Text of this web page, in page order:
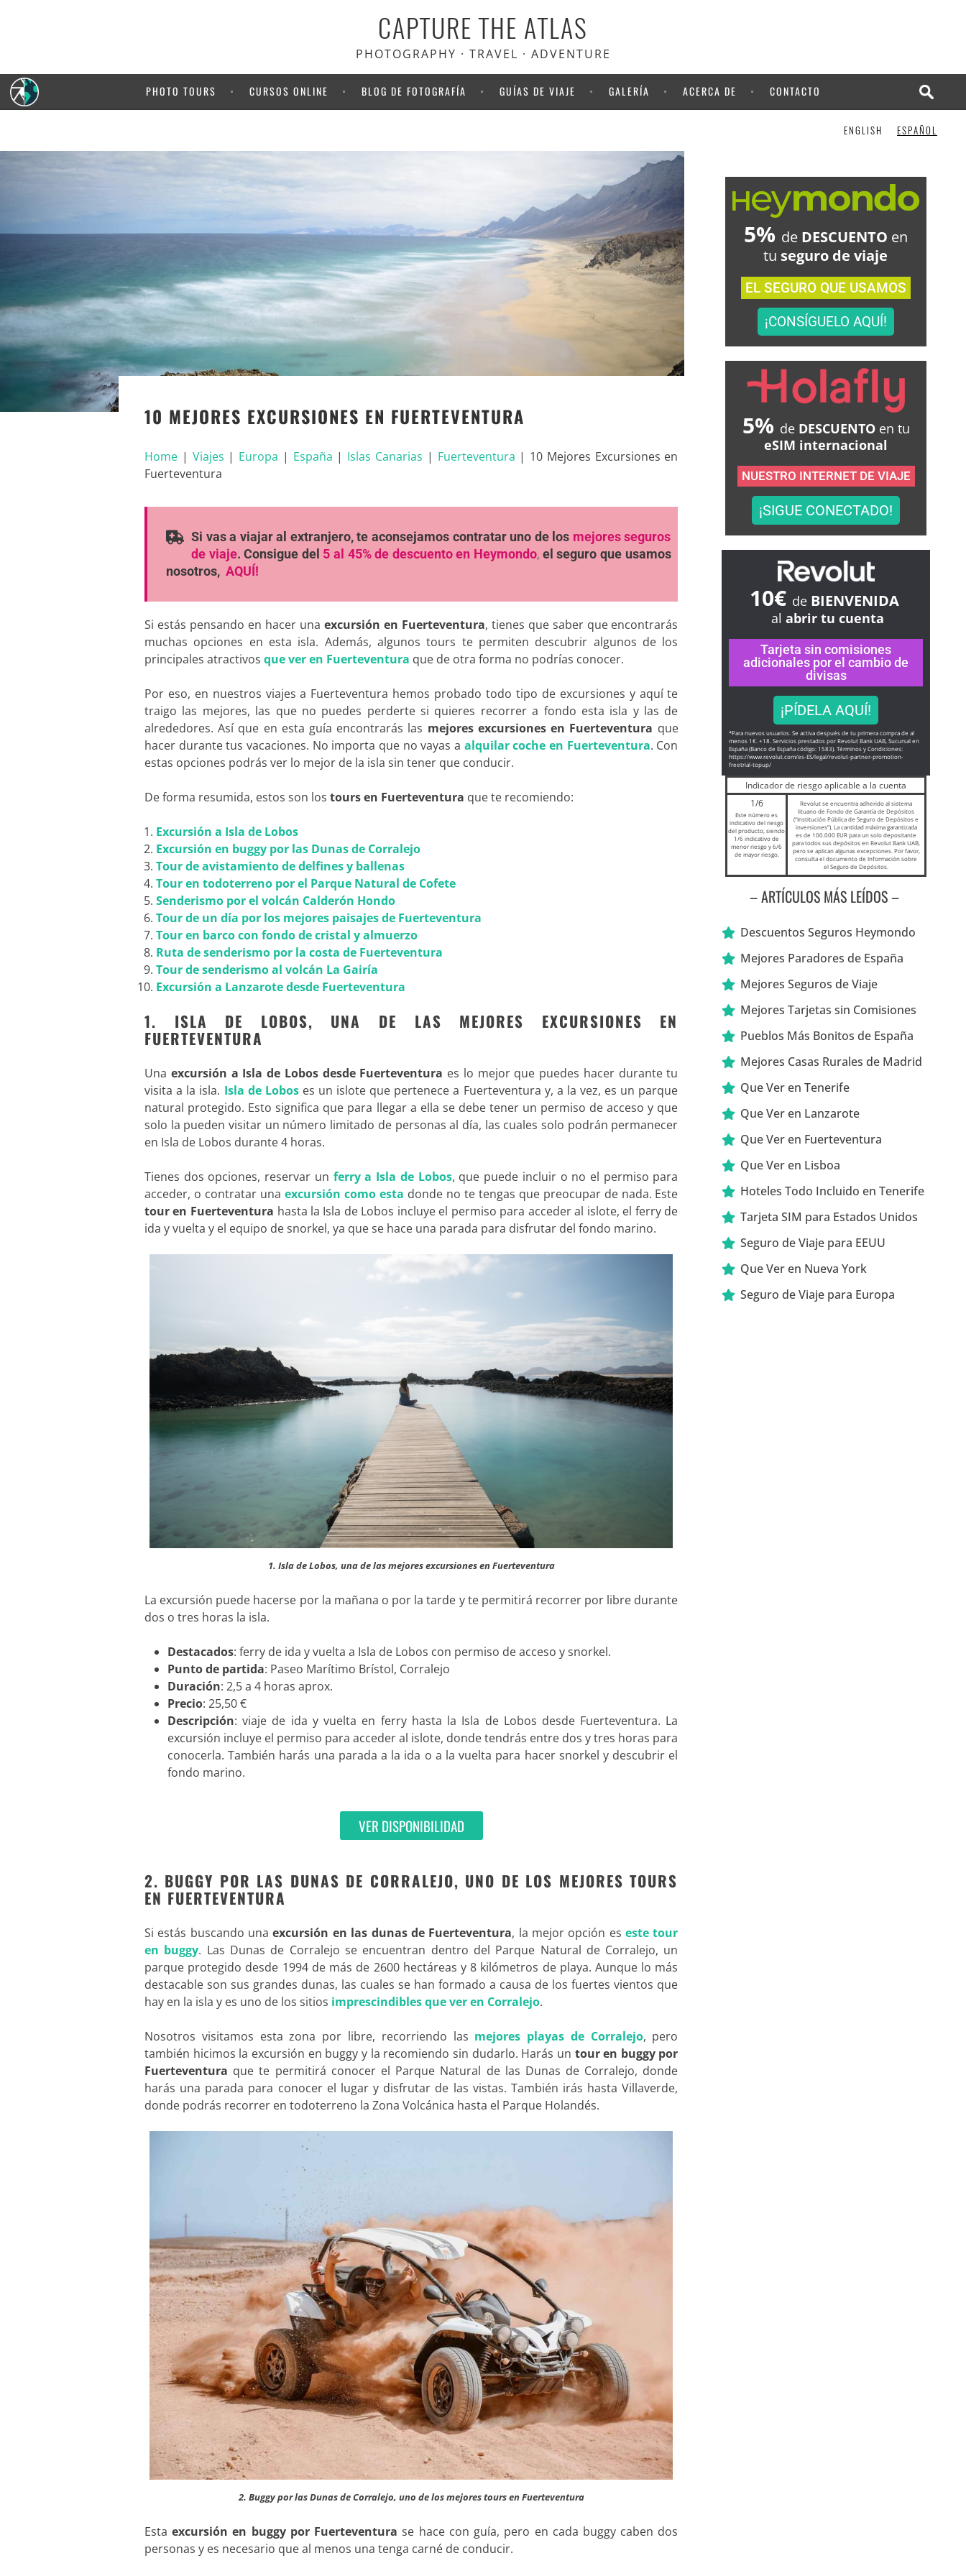
CAPTURE THE ATLAS
PHOTOGRAPHY · TRAVEL · ADVENTURE
PHOTO TOURS CURSOS ONLINE BLOG DE FOTOGRAFÍA GUÍAS DE VIAJE GALERÍA ACERCA DE CONTACTO
ENGLISH ESPAÑOL
10 MEJORES EXCURSIONES EN FUERTEVENTURA
Home | Viajes | Europa | España | Islas Canarias | Fuerteventura | 10 Mejores Excursiones en
Fuerteventura
Si vas a viajar al extranjero, te aconsejamos contratar uno de los mejores seguros
de viaje. Consigue del 5 al 45% de descuento en Heymondo, el seguro que usamos
nosotros, AQUÍ!
Si estás pensando en hacer una excursión en Fuerteventura, tienes que saber que encontrarás
muchas opciones en esta isla. Además, algunos tours te permiten descubrir algunos de los
principales atractivos que ver en Fuerteventura que de otra forma no podrías conocer.
Por eso, en nuestros viajes a Fuerteventura hemos probado todo tipo de excursiones y aquí te
traigo las mejores, las que no puedes perderte si quieres recorrer a fondo esta isla y las de
alrededores. Así que en esta guía encontrarás las mejores excursiones en Fuerteventura que
hacer durante tus vacaciones. No importa que no vayas a alquilar coche en Fuerteventura. Con
estas opciones podrás ver lo mejor de la isla sin tener que conducir.
De forma resumida, estos son los tours en Fuerteventura que te recomiendo:
Excursión a Isla de Lobos
Excursión en buggy por las Dunas de Corralejo
Tour de avistamiento de delfines y ballenas
Tour en todoterreno por el Parque Natural de Cofete
Senderismo por el volcán Calderón Hondo
Tour de un día por los mejores paisajes de Fuerteventura
Tour en barco con fondo de cristal y almuerzo
Ruta de senderismo por la costa de Fuerteventura
Tour de senderismo al volcán La Gairía
Excursión a Lanzarote desde Fuerteventura
1. ISLA DE LOBOS, UNA DE LAS MEJORES EXCURSIONES EN
FUERTEVENTURA
Una excursión a Isla de Lobos desde Fuerteventura es lo mejor que puedes hacer durante tu
visita a la isla. Isla de Loboses un islote que pertenece a Fuerteventura y, a la vez, es un parque
natural protegido. Esto significa que para llegar a ella se debe tener un permiso de acceso y que
solo la pueden visitar un número limitado de personas al día, las cuales solo podrán permanecer
en Isla de Lobos durante 4 horas.
Tienes dos opciones, reservar un ferry a Isla de Lobos, que puede incluir o no el permiso para
acceder, o contratar una excursión como esta donde no te tengas que preocupar de nada. Este
tour en Fuerteventura hasta la Isla de Lobos incluye el permiso para acceder al islote, el ferry de
ida y vuelta y el equipo de snorkel, ya que se hace una parada para disfrutar del fondo marino.
1. Isla de Lobos, una de las mejores excursiones en Fuerteventura
La excursión puede hacerse por la mañana o por la tarde y te permitirá recorrer por libre durante
dos o tres horas la isla.
Destacados: ferry de ida y vuelta a Isla de Lobos con permiso de acceso y snorkel.
Punto de partida: Paseo Marítimo Brístol, Corralejo
Duración: 2,5 a 4 horas aprox.
Precio: 25,50 €
Descripción: viaje de ida y vuelta en ferry hasta la Isla de Lobos desde Fuerteventura. La
excursión incluye el permiso para acceder al islote, donde tendrás entre dos y tres horas para
conocerla. También harás una parada a la ida o a la vuelta para hacer snorkel y descubrir el
fondo marino.
VER DISPONIBILIDAD
2. BUGGY POR LAS DUNAS DE CORRALEJO, UNO DE LOS MEJORES TOURS
EN FUERTEVENTURA
Si estás buscando unaexcursión en las dunas de Fuerteventura, la mejor opción eseste tour
en buggy. Las Dunas de Corralejo se encuentran dentro del Parque Natural de Corralejo, un
parque protegido desde 1994 de más de 2600 hectáreas y 8 kilómetros de playa. Aunque lo más
destacable son sus grandes dunas, las cuales se han formado a causa de los fuertes vientos que
hay en la isla y es uno de los sitios imprescindibles que ver en Corralejo.
Nosotros visitamos esta zona por libre, recorriendo las mejores playas de Corralejo, pero
también hicimos la excursión en buggy y la recomiendo sin dudarlo. Harás un tour en buggy por
Fuerteventura que te permitirá conocer el Parque Natural de las Dunas de Corralejo, donde
harás una parada para conocer el lugar y disfrutar de las vistas. También irás hasta Villaverde,
donde podrás recorrer en todoterreno la Zona Volcánica hasta el Parque Holandés.
2. Buggy por las Dunas de Corralejo, uno de los mejores tours en Fuerteventura
Estaexcursión en buggy por Fuerteventura se hace con guía, pero en cada buggy caben dos
personas y es necesario que al menos una tenga carné de conducir.
5% deDESCUENTO en
tu seguro de viaje
EL SEGURO QUE USAMOS
¡CONSÍGUELO AQUÍ!
5% de DESCUENTO en tu
eSIM internacional
NUESTRO INTERNET DE VIAJE
¡SIGUE CONECTADO!
10€ de BIENVENIDA
al abrir tu cuenta
Tarjeta sin comisiones
adicionales por el cambio de
divisas
¡PÍDELA AQUÍ!
*Para nuevos usuarios. Se activa después de tu primera compra de al
menos 1€. +18. Servicios prestados por Revolut Bank UAB, Sucursal en
España (Banco de España código: 1583). Términos y Condiciones:
https://www.revolut.com/es-ES/legal/revolut-partner-promotion-
freetrial-topup/
Indicador de riesgo aplicable a la cuenta
1/6
Este número es
indicativo del riesgo
del producto, siendo
1/6 indicativo de
menor riesgo y 6/6
de mayor riesgo.
Revolut se encuentra adherido al sistema
lituano de Fondo de Garantía de Depósitos
(“Institución Pública de Seguro de Depósitos e
inversiones”). La cantidad máxima garantizada
es de 100.000 EUR para un solo depositante
para todos sus depósitos en Revolut Bank UAB,
pero se aplican algunas excepciones. Por favor,
consulta el documento de Información sobre
el Seguro de Depósitos.
– ARTÍCULOS MÁS LEÍDOS –
Descuentos Seguros Heymondo
Mejores Paradores de España
Mejores Seguros de Viaje
Mejores Tarjetas sin Comisiones
Pueblos Más Bonitos de España
Mejores Casas Rurales de Madrid
Que Ver en Tenerife
Que Ver en Lanzarote
Que Ver en Fuerteventura
Que Ver en Lisboa
Hoteles Todo Incluido en Tenerife
Tarjeta SIM para Estados Unidos
Seguro de Viaje para EEUU
Que Ver en Nueva York
Seguro de Viaje para Europa
5% de descuento en Heymondo, el seguro
de viaje que usamos nosotros